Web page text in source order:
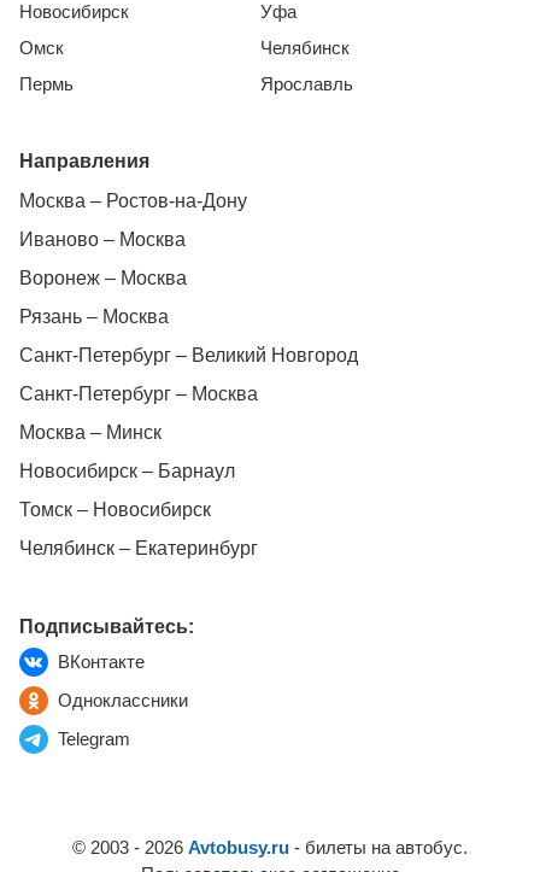
Новосибирск
Омск
Пермь
Уфа
Челябинск
Ярославль
Направления
Москва – Ростов-на-Дону
Иваново – Москва
Воронеж – Москва
Рязань – Москва
Санкт-Петербург – Великий Новгород
Санкт-Петербург – Москва
Москва – Минск
Новосибирск – Барнаул
Томск – Новосибирск
Челябинск – Екатеринбург
Подписывайтесь:
ВКонтакте
Одноклассники
Telegram
© 2003 - 2026 Avtobusy.ru - билеты на автобус.